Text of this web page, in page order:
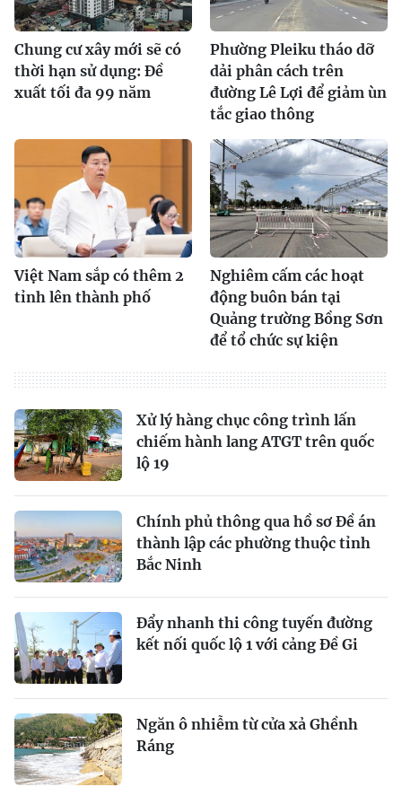
Chung cư xây mới sẽ có
thời hạn sử dụng: Đề
xuất tối đa 99 năm
Phường Pleiku tháo dỡ
dải phân cách trên
đường Lê Lợi để giảm ùn
tắc giao thông
Việt Nam sắp có thêm 2
tỉnh lên thành phố
Nghiêm cấm các hoạt
động buôn bán tại
Quảng trường Bồng Sơn
để tổ chức sự kiện
Xử lý hàng chục công trình lấn
chiếm hành lang ATGT trên quốc
lộ 19
Chính phủ thông qua hồ sơ Đề án
thành lập các phường thuộc tỉnh
Bắc Ninh
Đẩy nhanh thi công tuyến đường
kết nối quốc lộ 1 với cảng Đề Gi
Ngăn ô nhiễm từ cửa xả Ghềnh
Ráng